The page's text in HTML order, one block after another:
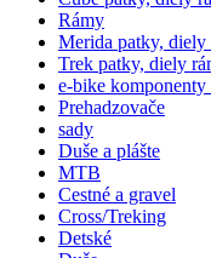
Rámy
Merida patky,
Trek patky, diely
e-bike
Prehadzovače
sady
Duše a plášte
MTB
Cestné a gravel
Cross/Treking
Detské